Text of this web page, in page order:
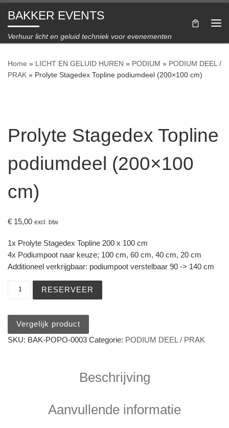
Ga naar inhoud
BAKKER EVENTS
Verhuur licht en geluid techniek voor evenementen
Home » LICHT EN GELUID HUREN » PODIUM » PODIUM DEEL /
PRAK » Prolyte Stagedex Topline podiumdeel (200×100 cm)
Prolyte Stagedex Topline
podiumdeel (200×100
cm)
€ 15,00 excl. btw
1x Prolyte Stagedex Topline 200 x 100 cm
4x Podiumpoot naar keuze; 100 cm, 60 cm, 40 cm, 20 cm
Additioneel verkrijgbaar: podiumpoot verstelbaar 90 -> 140 cm
RESERVEER
Vergelijk product
SKU: BAK-POPO-0003 Categorie: PODIUM DEEL / PRAK
Beschrijving
Aanvullende informatie